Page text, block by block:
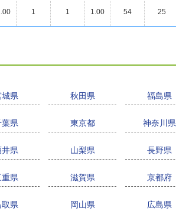
1 1 1.00 54 25
城県 秋田県 福島県
葉県 東京都 神奈川県
井県 山梨県 長野県
重県 滋賀県 京都府
取県 岡山県 広島県